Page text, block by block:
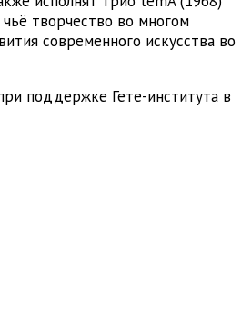
творчество во многом
современного искусства во
поддержке Гете-института в